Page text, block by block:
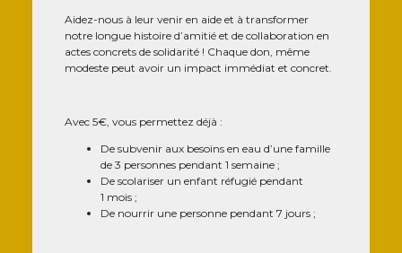
Aidez-nous à leur venir en aide et à trans­for­mer
notre longue his­toire d’amitié et de col­la­bo­ra­tion en
actes concrets de soli­da­ri­té ! Chaque don, même
modeste peut avoir un impact immé­diat et concret.
Avec 5€, vous per­met­tez déjà :
De sub­ve­nir aux besoins en eau d’une famille
de 3 per­sonnes pen­dant 1 semaine ;
De sco­la­ri­ser un enfant réfu­gié pen­dant
1 mois ;
De nour­rir une per­sonne pen­dant 7 jours ;